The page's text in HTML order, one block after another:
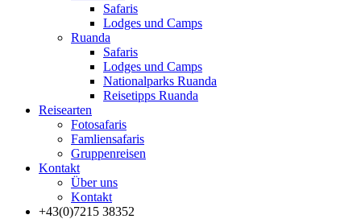
Safaris
Lodges und Camps
Ruanda
Safaris
Lodges und Camps
Nationalparks Ruanda
Reisetipps Ruanda
Reisearten
Fotosafaris
Famliensafaris
Gruppenreisen
Kontakt
Über uns
Kontakt
+43(0)7215 38352